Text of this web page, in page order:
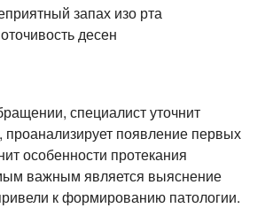
запах изо рта
десен
специалист уточнит
появление первых
особенности протекания
важным является выяснение
к формированию патологии.